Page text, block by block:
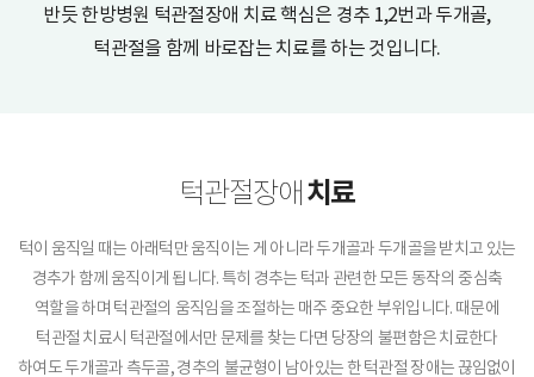
반듯 한방병원 턱관절장애 치료 핵심은 경추 1,2번과 두개골,
턱관절을 함께 바로잡는 치료를 하는 것입니다.
턱관절장애 치료
턱이 움직일 때는 아래턱만 움직이는 게 아니라 두개골과 두개골을 받치고 있는
경추가 함께 움직이게 됩니다. 특히 경추는 턱과 관련한 모든 동작의 중심축
역할을 하며 턱관절의 움직임을 조절하는 매주 중요한 부위입니다. 때문에
턱관절 치료시 턱관절에서만 문제를 찾는 다면 당장의 불편함은 치료한다
하여도 두개골과 측두골, 경추의 불균형이 남아있는 한 턱관절 장애는 끊임없이